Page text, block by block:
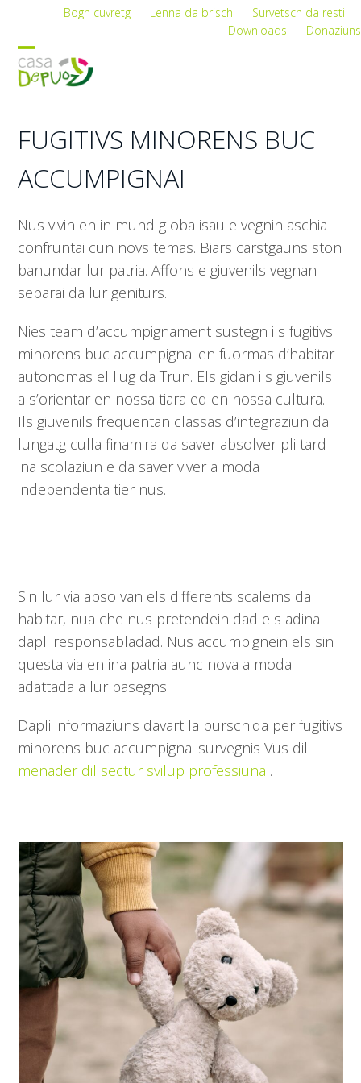
content
Bogn cuvretg Lenna da brisch
Survetsch da resti
Downloads
Donaziuns
Deutsch
Romontsch Leichte Sprache
Open
mobile
Close
mobile
FUGITIVS MINORENS BUC
ACCUMPIGNAI
Nus vivin en in mund globalisau e vegnin aschia
confruntai cun novs temas. Biars carstgauns ston
banundar lur patria. Affons e giuvenils vegnan
separai da lur geniturs.
Nies team d’accumpignament sustegn ils fugitivs
minorens buc accumpignai en fuormas d’habitar
autonomas el liug da Trun. Els gidan ils giuvenils
a s’orientar en nossa tiara ed en nossa cultura.
Ils giuvenils frequentan classas d’integraziun da
lungatg culla finamira da saver absolver pli tard
ina scolaziun e da saver viver a moda
independenta tier nus.
Sin lur via absolvan els differents scalems da
habitar, nua che nus pretendein dad els adina
dapli responsabladad. Nus accumpignein els sin
questa via en ina patria aunc nova a moda
adattada a lur basegns.
Dapli informaziuns davart la purschida per fugitivs
minorens buc accumpignai survegnis Vus dil
menader dil sectur svilup professiunal.
Use
the
left
and
right
arrow
keys
access
the
carousel